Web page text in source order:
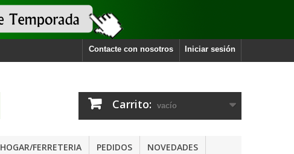
Iniciar sesión
Contacte con nosotros
Carrito: vacío
HOGAR/FERRETERIA PEDIDOS NOVEDADES